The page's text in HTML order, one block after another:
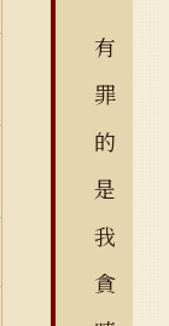
有
罪
的
是
我
貪